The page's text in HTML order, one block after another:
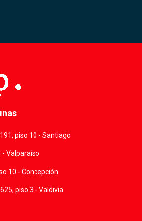
piso 10 - Santiago
- Valparaíso
10 - Concepción
piso 3 - Valdivia